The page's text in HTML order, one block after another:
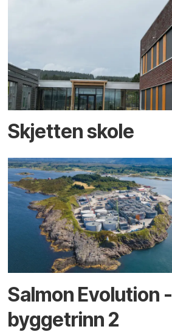
Skjetten skole
Salmon Evolution -
byggetrinn 2